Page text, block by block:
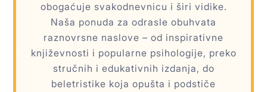
obogaćuje svakodnevnicu i širi vidike.
Naša ponuda za odrasle obuhvata
raznovrsne naslove – od inspirativne
književnosti i popularne psihologije, preko
stručnih i edukativnih izdanja, do
beletristike koja opušta i podstiče